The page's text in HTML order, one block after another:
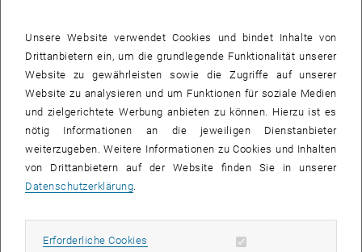
dem Bundesministerium für Klimaschutz, Umwelt, Energie,
Mobilität, Innovation und Technologie (BMK) als
Handlungsempfehlungen übergeben.
Projektergebnisse:
Überblick über nationale und internationale Best-Practice-
Bespiele von Regulatory Sandboxes in unterschiedlichen
Wirtschaftsbereichen
Scoping der regulatorischen Spannungsfelder bei
Bauen
Unsere Website verwendet Cookies und bindet Inhalte von
Drittanbietern ein, um die grundlegende Funktionalität unserer
Website zu gewährleisten sowie die Zugriffe auf unserer
Website zu analysieren und um Funktionen für soziale Medien
und zielgerichtete Werbung anbieten zu können. Hierzu ist es
nötig Informationen an die jeweiligen Dienstanbieter
weiterzugeben. Weitere Informationen zu Cookies und Inhalten
von Drittanbietern auf der Website finden Sie in unserer
Datenschutzerklärung.
Erforderliche Cookies Erforderliche Cookies zulassen